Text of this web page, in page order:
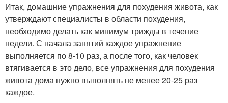
Итак, домашние упражнения для похудения живота, как
утверждают специалисты в области похудения,
необходимо делать как минимум трижды в течение
недели. С начала занятий каждое упражнение
выполняется по 8-10 раз, а после того, как человек
втягивается в это дело, все упражнения для похудения
живота дома нужно выполнять не менее 20-25 раз
каждое.